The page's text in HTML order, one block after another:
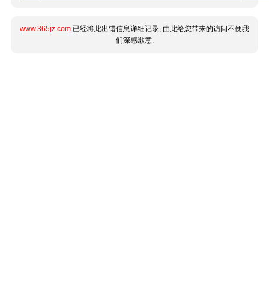
www.365jz.com 已经将此出错信息详细记录, 由此给您带来的访问不便我
们深感歉意.